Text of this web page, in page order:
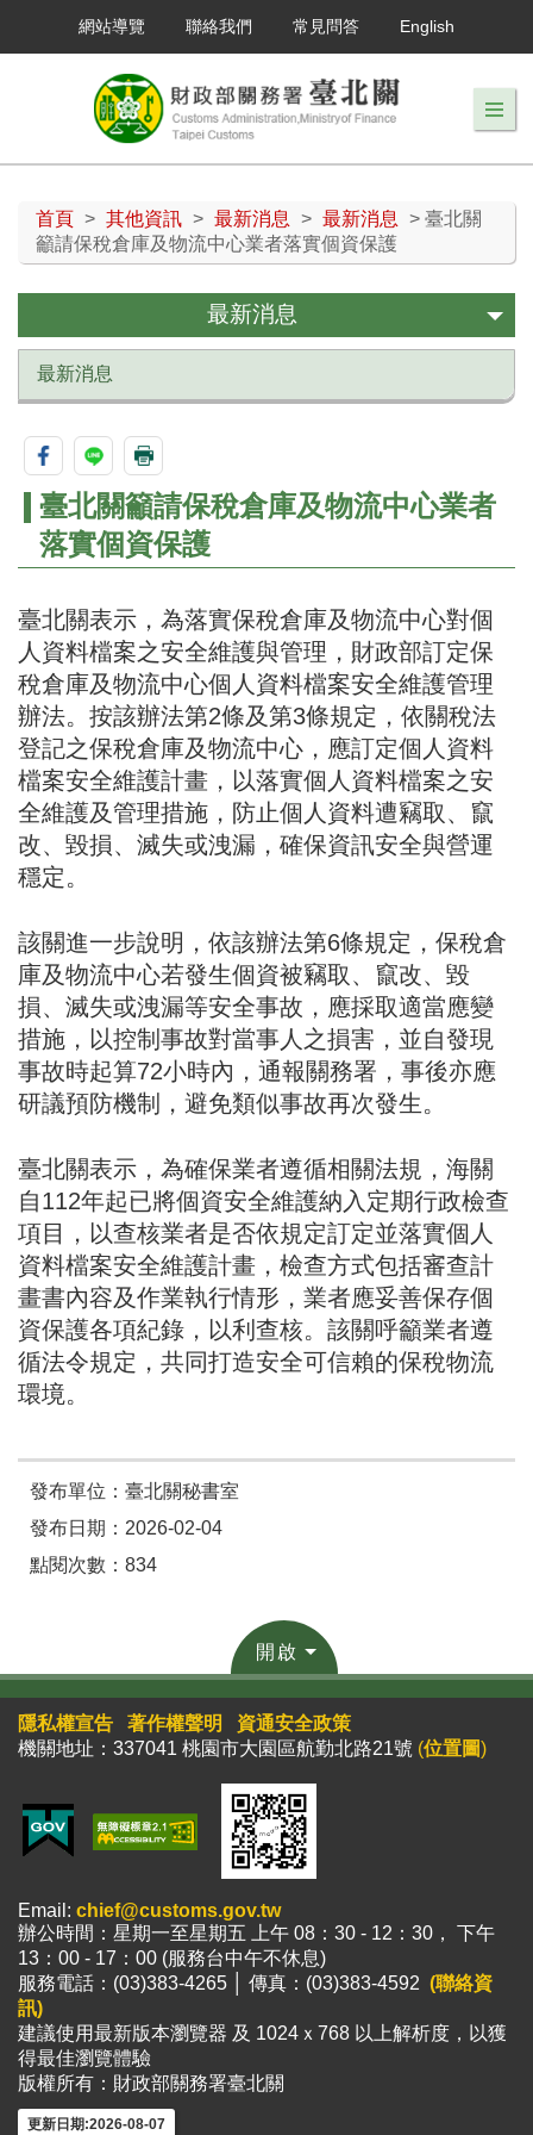
網站導覽 聯絡我們 常見問答 English
首頁 > 其他資訊 > 最新消息 > 最新消息
> 臺北關
籲請保稅倉庫及物流中心業者落實個資保護
最新消息
最新消息
臺北關籲請保稅倉庫及物流中心業者
落實個資保護
臺北關表示，為落實保稅倉庫及物流中心對個
人資料檔案之安全維護與管理，財政部訂定保
稅倉庫及物流中心個人資料檔案安全維護管理
辦法。按該辦法第2條及第3條規定，依關稅法
登記之保稅倉庫及物流中心，應訂定個人資料
檔案安全維護計畫，以落實個人資料檔案之安
全維護及管理措施，防止個人資料遭竊取、竄
改、毀損、滅失或洩漏，確保資訊安全與營運
穩定。
該關進一步說明，依該辦法第6條規定，保稅倉
庫及物流中心若發生個資被竊取、竄改、毀
損、滅失或洩漏等安全事故，應採取適當應變
措施，以控制事故對當事人之損害，並自發現
事故時起算72小時內，通報關務署，事後亦應
研議預防機制，避免類似事故再次發生。
臺北關表示，為確保業者遵循相關法規，海關
自112年起已將個資安全維護納入定期行政檢查
項目，以查核業者是否依規定訂定並落實個人
資料檔案安全維護計畫，檢查方式包括審查計
畫書內容及作業執行情形，業者應妥善保存個
資保護各項紀錄，以利查核。該關呼籲業者遵
循法令規定，共同打造安全可信賴的保稅物流
環境。
發布單位：臺北關秘書室
發布日期：2026-02-04
點閱次數：834
開啟
隱私權宣告 著作權聲明
資通安全政策
機關地址：337041 桃園市大園區航勤北路21號 (位置圖)
Email: chief@customs.gov.tw
辦公時間：星期一至星期五 上午 08：30 - 12：30， 下午
13：00 - 17：00 (服務台中午不休息)
服務電話：(03)383-4265 │ 傳真：(03)383-4592 (聯絡資
訊)
建議使用最新版本瀏覽器 及 1024ｘ768 以上解析度，以獲
得最佳瀏覽體驗
版權所有：財政部關務署臺北關
更新日期:2026-08-07